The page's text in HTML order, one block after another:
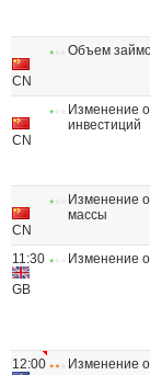
CN
Объем
CN
Изменение
инвестиций
CN
Изменение
массы
11:30
GB
Изменение
12:00
Изменение